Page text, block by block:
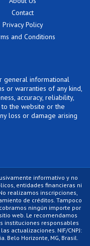
Contact
Privacy Policy
and Conditions
general informational
or warranties of any kind,
accuracy, reliability,
the website or the
loss or damage arising
informativo y no
entidades financieras ni
realizamos inscripciones,
de créditos. Tampoco
ningún importe por
web. Le recomendamos
instituciones responsables
actualizaciones. NIF/CNPJ:
Belo Horizonte, MG, Brasil.